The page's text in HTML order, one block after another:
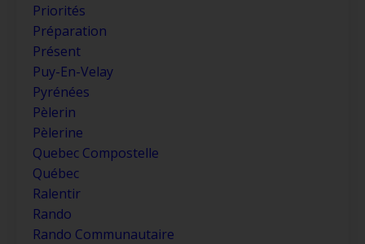
Priorités
Préparation
Présent
Puy-En-Velay
Pyrénées
Pèlerin
Pèlerine
Quebec Compostelle
Québec
Ralentir
Rando
Rando Communautaire